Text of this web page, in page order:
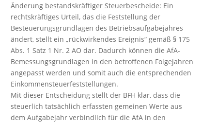
Änderung bestandskräftiger Steuerbescheide: Ein
rechtskräftiges Urteil, das die Feststellung der
Besteuerungsgrundlagen des Betriebsaufgabejahres
ändert, stellt ein „rückwirkendes Ereignis“ gemäß § 175
Abs. 1 Satz 1 Nr. 2 AO dar. Dadurch können die AfA-
Bemessungsgrundlagen in den betroffenen Folgejahren
angepasst werden und somit auch die entsprechenden
Einkommensteuerfeststellungen.
Mit dieser Entscheidung stellt der BFH klar, dass die
steuerlich tatsächlich erfassten gemeinen Werte aus
dem Aufgabejahr verbindlich für die AfA in den